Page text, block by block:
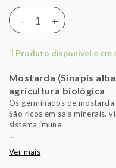
+
-
Produto disponível e em
Mostarda (Sinapis
agricultura biológica
Os germinados de
São ricos em sais minerais,
sistema imune.
saudáveis de alimentação.
Ver mais